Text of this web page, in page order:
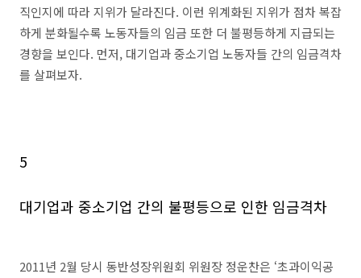
직인지에 따라 지위가 달라진다. 이런 위계화된 지위가 점차 복잡
하게 분화될수록 노동자들의 임금 또한 더 불평등하게 지급되는
경향을 보인다. 먼저, 대기업과 중소기업 노동자들 간의 임금격차
를 살펴보자.
5
대기업과 중소기업 간의 불평등으로 인한 임금격차
2011년 2월 당시 동반성장위원회 위원장 정운찬은 ‘초과이익공